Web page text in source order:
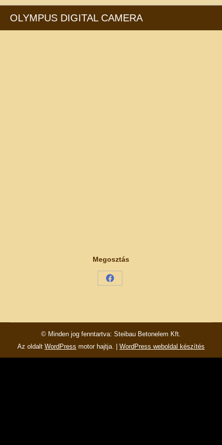
OLYMPUS DIGITAL CAMERA
Megosztás
Share
© Minden jog fenntartva: Steibau Betonelem Kft.
Az oldalt WordPress motor hajtja. | WordPress weboldal készítés